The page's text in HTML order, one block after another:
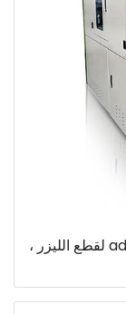
آلة إزالة الأزيز الصفائح المعدنية adv 508-rw لقطع الليزر ،